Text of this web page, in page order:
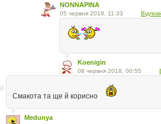
NONNAPINA
05 червня 2018, 11:33
Koenigin
08 червня 2018, 00:55
Смакота та ще й корисно
Medunya